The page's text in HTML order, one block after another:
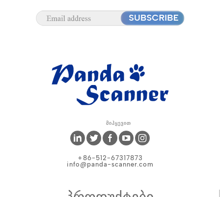
Მიჰყევით
+86-512-67317873
info@panda-scanner.com